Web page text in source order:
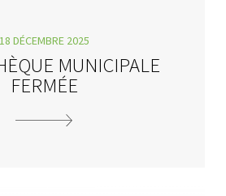
18 DÉCEMBRE 2025
MUNICIPALE
FERMÉE